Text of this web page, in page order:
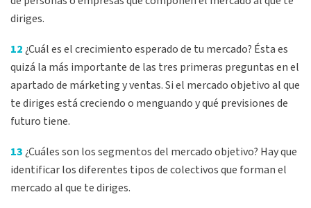
diriges.
12¿Cuál es el crecimiento esperado de tu mercado? Ésta es
quizá la más importante de las tres primeras preguntas en el
apartado de márketing y ventas. Si el mercado objetivo al que
te diriges está creciendo o menguando y qué previsiones de
futuro tiene.
13¿Cuáles son los segmentos del mercado objetivo? Hay que
identificar los diferentes tipos de colectivos que forman el
mercado al que te diriges.